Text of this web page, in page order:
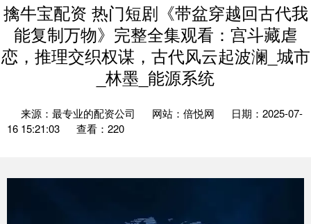
擒牛宝配资 热门短剧《带盆穿越回古代我
能复制万物》完整全集观看：宫斗藏虐
恋，推理交织权谋，古代风云起波澜_城市
_林墨_能源系统
来源：最专业的配资公司 网站：倍悦网
日期：2025-07-
16 15:21:03
查看：220